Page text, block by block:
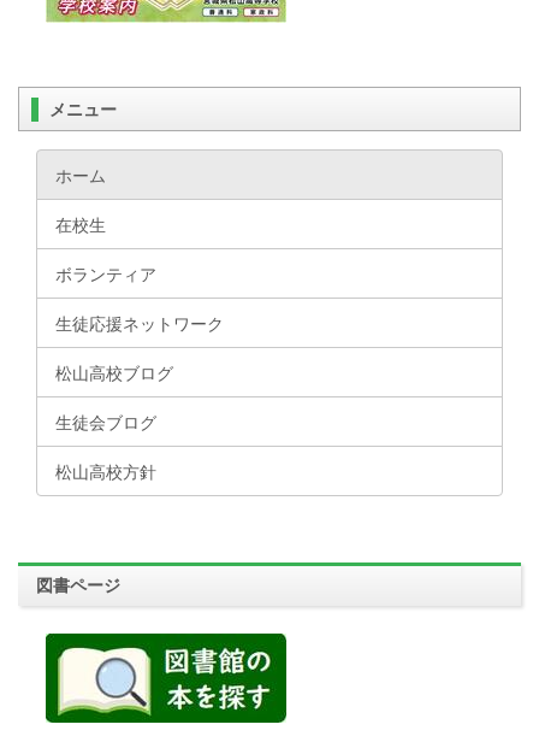
メニュー
ホーム
在校生
ボランティア
生徒応援ネットワーク
松山高校ブログ
生徒会ブログ
松山高校方針
図書ページ